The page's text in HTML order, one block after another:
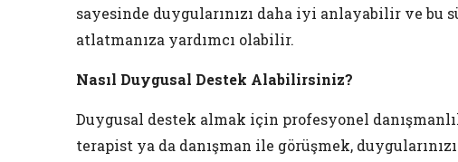
sayesinde duygularınızı daha iyi anlayabilir ve bu
atlatmanıza yardımcı olabilir.
Nasıl Duygusal Destek Alabilirsiniz?
Duygusal destek almak için profesyonel
terapist ya da danışman ile görüşmek,